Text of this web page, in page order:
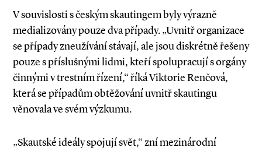
V souvislosti s českým skautingem byly výrazně
medializovány pouze dva případy. „Uvnitř organizace
se případy zneužívání stávají, ale jsou diskrétně řešeny
pouze s příslušnými lidmi, kteří spolupracují s orgány
činnými v trestním řízení,“ říká Viktorie Renčová,
která se případům obtěžování uvnitř skautingu
věnovala ve svém výzkumu.
„Skautské ideály spojují svět,“ zní mezinárodní